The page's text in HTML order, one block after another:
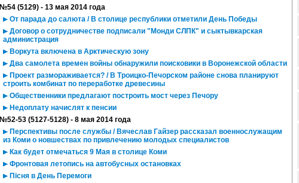
№54 (5129) - 13 мая 2014 года
От парада до салюта / В столице республики отметили День Победы
Договор о сотрудничестве подписали "Монди СЛПК" и сыктывкарская
администрация
Воркута включена в Арктическую зону
Два самолета времен войны обнаружили поисковики в Воронежской области
Проект размораживается? / В Троицко-Печорском районе снова планируют
строить комбинат по переработке древесины
Общественники предлагают построить мост через Печору
Недоплату начислят к пенсии
№52-53 (5127-5128) - 8 мая 2014 года
Перспективы после службы / Вячеслав Гайзер рассказал военнослужащим
из Коми о новшествах по привлечению молодых специалистов
Как будет отмечаться 9 Мая в столице Коми
Фронтовая летопись на автобусных остановках
Пiсня в День Перемоги